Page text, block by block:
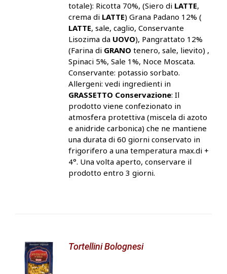
totale): Ricotta 70%, (Siero di LATTE,
crema di LATTE) Grana Padano 12% (
LATTE, sale, caglio, Conservante
Lisozima da UOVO), Pangrattato 12%
(Farina di GRANO tenero, sale, lievito) ,
Spinaci 5%, Sale 1%, Noce Moscata.
Conservante: potassio sorbato.
Allergeni: vedi ingredienti in
GRASSETTO Conservazione: Il
prodotto viene confezionato in
atmosfera protettiva (miscela di azoto
e anidride carbonica) che ne mantiene
una durata di 60 giorni conservato in
frigorifero a una temperatura max.di +
4°. Una volta aperto, conservare il
prodotto entro 3 giorni.
Tortellini Bolognesi